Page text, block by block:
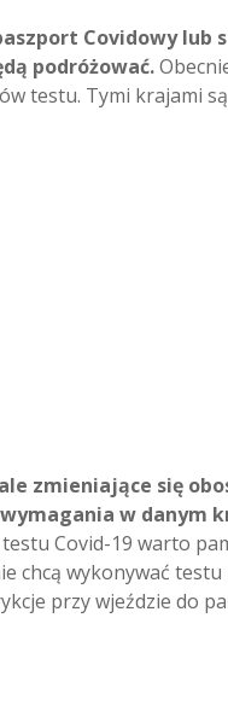
Covidowy
podróżować.
testu. Tymi krajami są
zmieniające się
w danym
Covid-19 warto
chcą wykonywać
przy wjeździe do